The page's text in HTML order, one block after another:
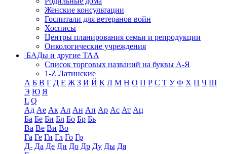
Женские консультации
Госпитали для ветеранов войн
Хосписы
Центры планирования семьи и репродукции
Онкологические учреждения
БАДы и другие ТАА
Список торговых названий на буквы А-Я
1-Z Латинские
А Б В Г Д Е Ж З И Й К Л М Н О П Р С Т У Ф Х Ц Ч Ш
Э Ю Я
L Q
Ад Ае Ак Ал Ан Ап Ар Ас Ат Ац
Ба Бе Би Бл Бо Бр Бь
Ва Ве Ви Во
Га Ге Ги Гл Го Гр
Д- Да Де Ди До Др Ду Ды Дя